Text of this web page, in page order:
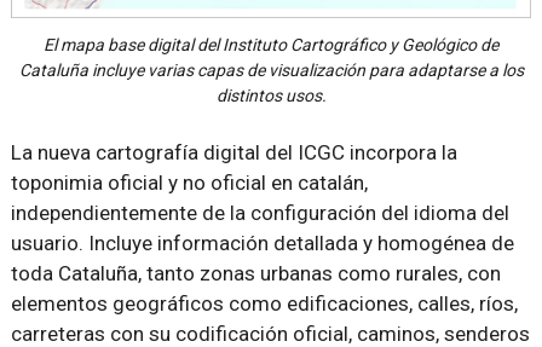
El mapa base digital del Instituto Cartográfico y Geológico de
Cataluña incluye varias capas de visualización para adaptarse a los
distintos usos.
La nueva cartografía digital del ICGC incorpora la
toponimia oficial y no oficial en catalán,
independientemente de la configuración del idioma del
usuario. Incluye información detallada y homogénea de
toda Cataluña, tanto zonas urbanas como rurales, con
elementos geográficos como edificaciones, calles, ríos,
carreteras con su codificación oficial, caminos, senderos